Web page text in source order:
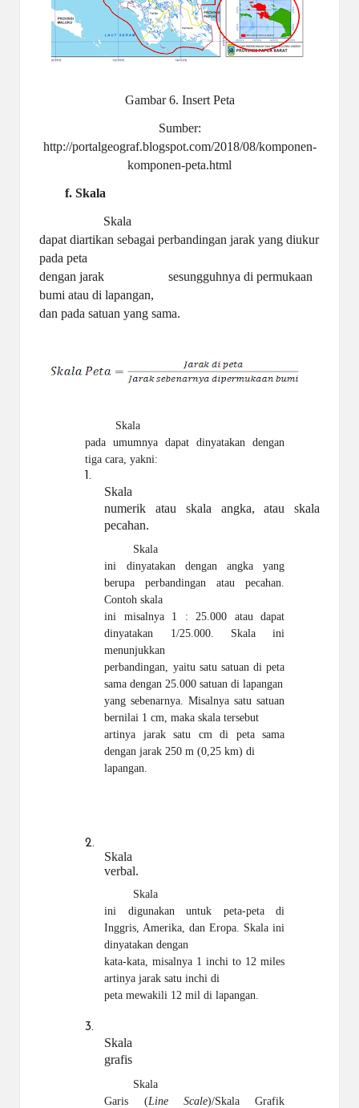
Gambar 6. Insert Peta
Sumber:
http://portalgeograf.blogspot.com/2018/08/komponen-
komponen-peta.html
f. Skala
Skala
dapat diartikan sebagai perbandingan jarak yang diukur
pada peta
dengan jarak
sesungguhnya di permukaan
bumi atau di lapangan,
dan pada satuan yang sama.
Skala
pada umumnya dapat dinyatakan dengan
tiga cara, yakni:
1.
Skala
numerik atau skala angka, atau skala
pecahan.
Skala
ini dinyatakan dengan angka yang
berupa perbandingan atau pecahan.
Contoh skala
ini misalnya 1 : 25.000 atau dapat
dinyatakan 1/25.000. Skala ini
menunjukkan
perbandingan, yaitu satu satuan di peta
sama dengan 25.000 satuan di lapangan
yang sebenarnya. Misalnya satu satuan
bernilai 1 cm, maka skala tersebut
artinya jarak satu cm di peta sama
dengan jarak 250 m (0,25 km) di
lapangan.
2.
Skala
verbal.
Skala
ini digunakan untuk peta-peta di
Inggris, Amerika, dan Eropa. Skala ini
dinyatakan dengan
kata-kata, misalnya 1 inchi to 12 miles
artinya jarak satu inchi di
peta mewakili 12 mil di lapangan.
3.
Skala
grafis
Skala
Garis (Line Scale)/Skala Grafik